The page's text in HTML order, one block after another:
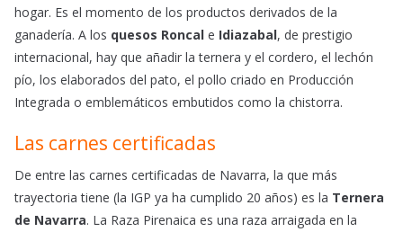
hogar. Es el momento de los productos derivados de la
ganadería. A los quesos Roncal e Idiazabal, de prestigio
internacional, hay que añadir la ternera y el cordero, el lechón
pío, los elaborados del pato, el pollo criado en Producción
Integrada o emblemáticos embutidos como la chistorra.
Las carnes certificadas
De entre las carnes certificadas de Navarra, la que más
trayectoria tiene (la IGP ya ha cumplido 20 años) es la Ternera
de Navarra. La Raza Pirenaica es una raza arraigada en la